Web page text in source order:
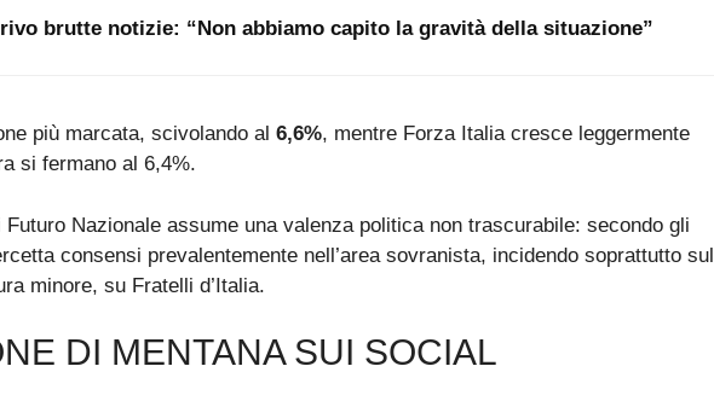
brutte notizie: “Non abbiamo capito la gravità della situazione”
più marcata, scivolando al 6,6%, mentre Forza Italia cresce leggermente
si fermano al 6,4%.
Nazionale assume una valenza politica non trascurabile: secondo gli
consensi prevalentemente nell’area sovranista, incidendo soprattutto sul
minore, su Fratelli d’Italia.
DI MENTANA SUI SOCIAL